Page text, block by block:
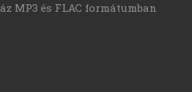
MP3 és FLAC formátumban